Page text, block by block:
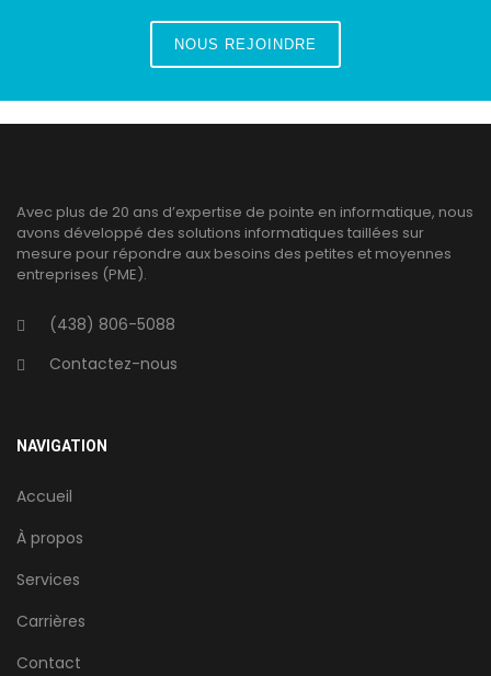
NOUS REJOINDRE
Avec plus de 20 ans d’expertise de pointe en informatique, nous
avons développé des solutions informatiques taillées sur
mesure pour répondre aux besoins des petites et moyennes
entreprises (PME).
(438) 806-5088
Contactez-nous
NAVIGATION
Accueil
À propos
Services
Carrières
Contact